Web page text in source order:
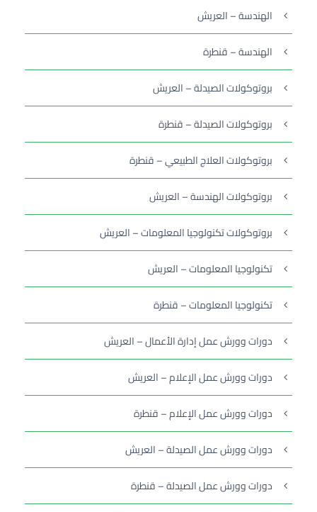
الهندسة – العريش
الهندسة – قنطرة
بروتوكولات الصيدلة – العريش
بروتوكولات الصيدلة – قنطرة
بروتوكولات العلاج الطبيعي – قنطرة
بروتوكولات الهندسة – العريش
بروتوكولات تكنولوجيا المعلومات – العريش
تكنولوجيا المعلومات – العريش
تكنولوجيا المعلومات – قنطرة
دورات وورش عمل إدارة الأعمال – العريش
دورات وورش عمل الإعلام – العريش
دورات وورش عمل الإعلام – قنطرة
دورات وورش عمل الصيدلة – العريش
دورات وورش عمل الصيدلة – قنطرة